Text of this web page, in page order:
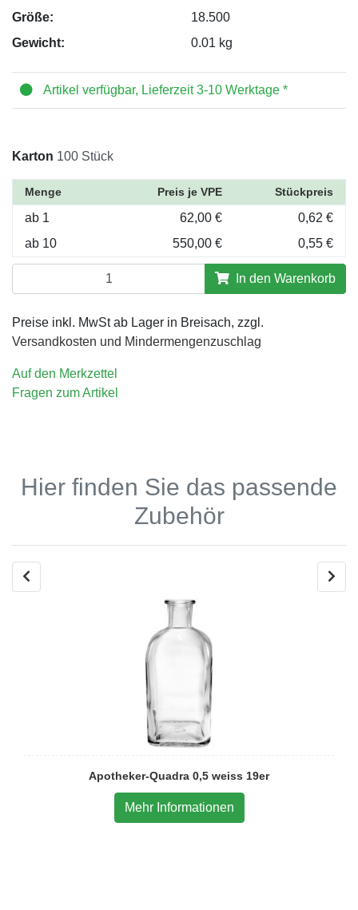
Größe:
18.500
Gewicht:
0.01 kg
Artikel verfügbar, Lieferzeit 3-10 Werktage *
Karton 100 Stück
Menge Preis je VPE Stückpreis
ab 1 62,00 €
0,62 €
ab 10
550,00 € 0,55 €
In den Warenkorb
Preise inkl. MwSt ab Lager in Breisach, zzgl.
Versandkosten und Mindermengenzuschlag
Auf den Merkzettel
Fragen zum Artikel
Hier finden Sie das passende
Zubehör
Apotheker-Quadra 0,5 weiss 19er
Mehr Informationen